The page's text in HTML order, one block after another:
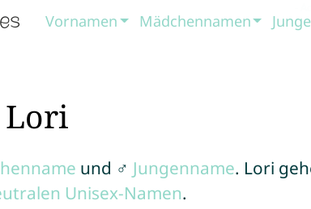
Vornamen Mädchennamen
Lori
und ♂ Jungenname. Lori
Unisex-Namen.